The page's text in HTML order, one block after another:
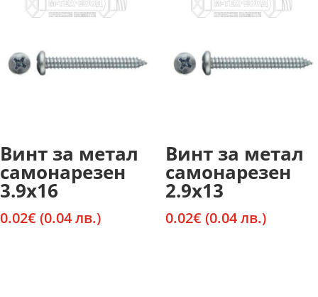
Винт за метал
самонарезен
3.9х16
0.02€ (0.04 лв.)
Винт за метал
самонарезен
2.9х13
0.02€ (0.04 лв.)